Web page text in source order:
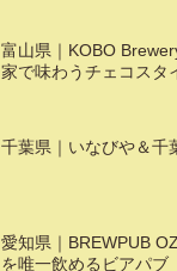
富山県｜KOBO
家で味わうチェコスタ
千葉県｜いなびや＆千
愛知県｜BREWPUB
を唯一飲めるビアパブ